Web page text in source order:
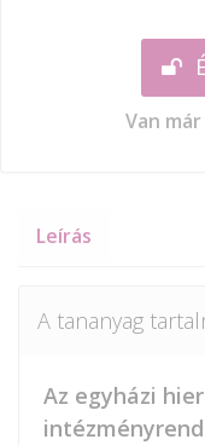
Van
Leírás
A tananyag
Az egyházi